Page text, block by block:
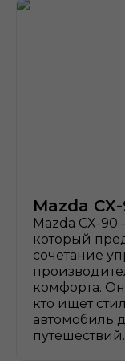
Mazda
Mazda CX-
который
сочетание
комфорта.
кто ищет
автомобиль
путешествий.